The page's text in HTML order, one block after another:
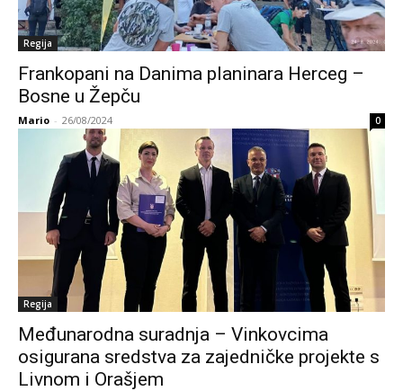
Regija
Frankopani na Danima planinara Herceg –
Bosne u Žepču
Mario - 26/08/2024 0
Regija
Međunarodna suradnja – Vinkovcima
osigurana sredstva za zajedničke projekte s
Livnom i Orašjem